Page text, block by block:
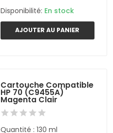
Disponibilité: En stock
AJOUTER AU PANIER
Cartouche Compatible
HP 70 (C9455A)
Magenta Clair
Quantité : 130 ml